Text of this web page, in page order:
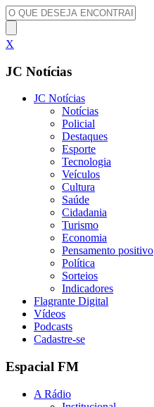
X
JC Notícias
JC Notícias
Notícias
Policial
Destaques
Esporte
Tecnologia
Veículos
Cultura
Saúde
Cidadania
Turismo
Economia
Pensamento positivo
Política
Sorteios
Indicadores
Flagrante Digital
Vídeos
Podcasts
Cadastre-se
Espacial FM
A Rádio